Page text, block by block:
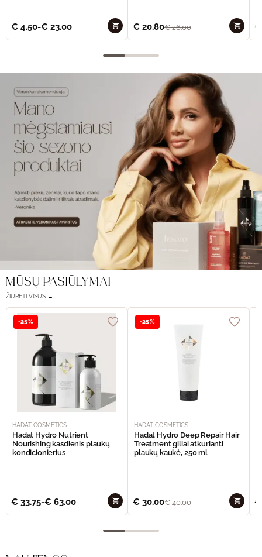
€ 4.50-€ 23.00 € 20.80€26.00 €
MŪSŲ PASIŪLYMAI
ŽIŪRĖTI VISUS →
-25%
HADAT COSMETICS
Hadat Hydro Nutrient
Nourishing kasdienis plaukų
kondicionierius
€ 33.75-€ 63.00
-25%
HADAT COSMETICS
Hadat Hydro Deep Repair Hair
Treatment giliai atkurianti
plaukų kaukė, 250 ml
€ 30.00€40.00 €